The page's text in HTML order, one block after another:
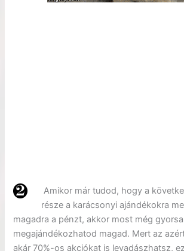
Amikor már tudod, hogy a
része a karácsonyi ajándékokra
magadra a pénzt, akkor most még
megajándékozhatod magad. Mert az
akár 70%-os akciókat is levadászhatsz,